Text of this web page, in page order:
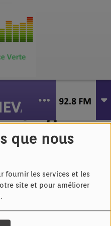
que nous
fournir les services et les
site et pour améliorer
Sing